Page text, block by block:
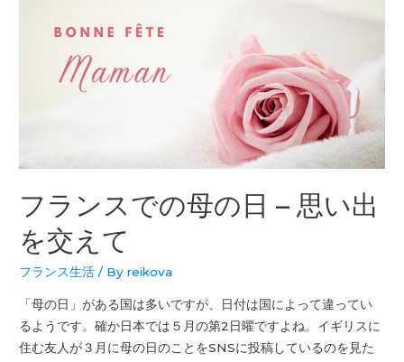
フランスでの母の日 – 思い出
を交えて
フランス生活 / Byreikova
「母の日」がある国は多いですが、日付は国によって違ってい
るようです。確か日本では５月の第2日曜ですよね。イギリスに
住む友人が３月に母の日のことをSNSに投稿しているのを見た